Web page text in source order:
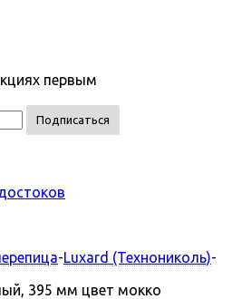
первым
-Luxard (Технониколь)-
395 мм цвет мокко